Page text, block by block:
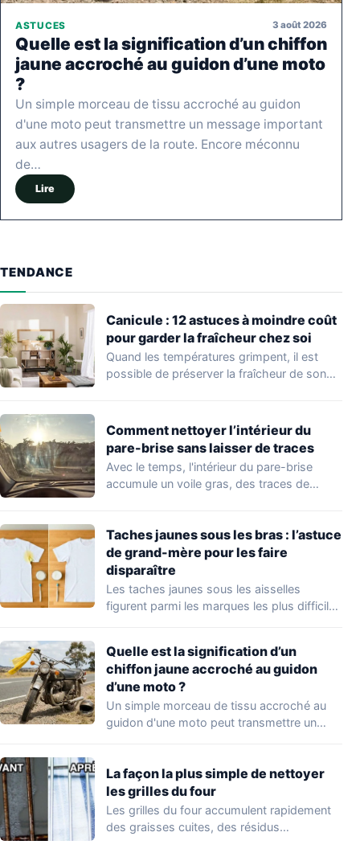
ASTUCES 3 août 2026
Quelle est la signification d’un chiffon
jaune accroché au guidon d’une moto
?
Un simple morceau de tissu accroché au guidon
d'une moto peut transmettre un message important
aux autres usagers de la route. Encore méconnu
de…
Lire
TENDANCE
Canicule : 12 astuces à moindre coût
pour garder la fraîcheur chez soi
Quand les températures grimpent, il est
possible de préserver la fraîcheur de son
Comment nettoyer l’intérieur du
pare-brise sans laisser de traces
Avec le temps, l'intérieur du pare-brise
accumule un voile gras, des traces de
Taches jaunes sous les bras : l’astuce
de grand-mère pour les faire
disparaître
Les taches jaunes sous les aisselles
figurent parmi les marques les plus difficiles
Quelle est la signification d’un
chiffon jaune accroché au guidon
d’une moto ?
Un simple morceau de tissu accroché au
guidon d'une moto peut transmettre un
La façon la plus simple de nettoyer
les grilles du four
Les grilles du four accumulent rapidement
des graisses cuites, des résidus